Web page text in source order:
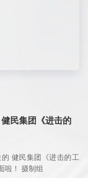
民集团《进击的
健民集团《进击的工
啦！ 摄制组